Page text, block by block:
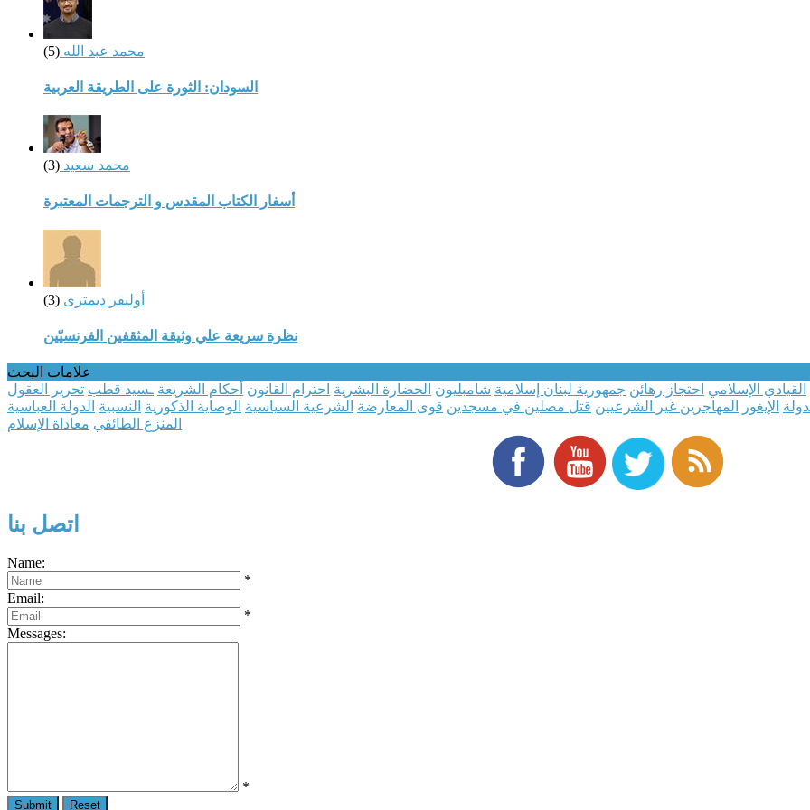
محمد عبد الله (5)
السودان: الثورة على الطريقة العربية
محمد سعيد (3)
أسفار الكتاب المقدس و الترجمات المعتبرة
أوليفر ديمترى (3)
نظرة سريعة علي وثيقة المثقفين الفرنسيّين
علامات البحث
القيادي الإسلامي احتجاز رهائن جمهورية لبنان إسلامية شامبليون الحضارة البشرية احترام القانون أحكام الشريعة ـسيد قطب تحرير العقول
الإيغور المهاجرين غير الشرعيين قتل مصلين في مسجدين قوى المعارضة الشرعية السياسية الوصاية الذكورية النسبية الدولة العباسية
المنزع الطائفي معاداة الإسلام
اتصل بنا
Name:
*
Email:
*
Messages:
*